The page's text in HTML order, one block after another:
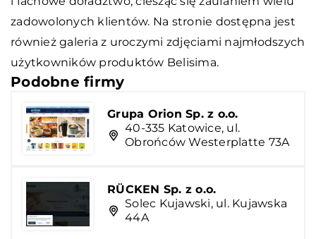
zadowolonych klientów. Na stronie dostępna jest
również galeria z uroczymi zdjęciami najmłodszych
użytkowników produktów Belisima.
Podobne firmy
Grupa Orion Sp. z o.o.
40-335 Katowice, ul.
Obrońców Westerplatte 73A
RÜCKEN Sp. z o.o.
Solec Kujawski, ul. Kujawska
44A